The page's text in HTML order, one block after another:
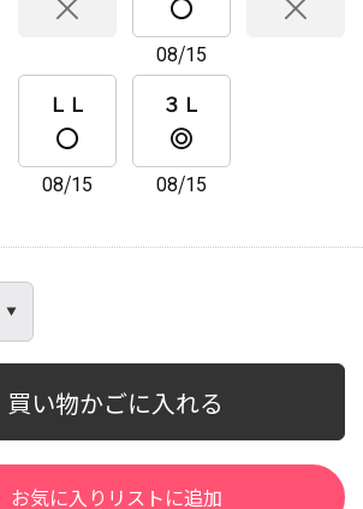
08/15
ＬＬ
08/15
３Ｌ
08/15
買い物かごに入れる